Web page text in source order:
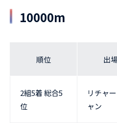
10000m
順位 出
2組5着 総合5
位
リチャ
ャン